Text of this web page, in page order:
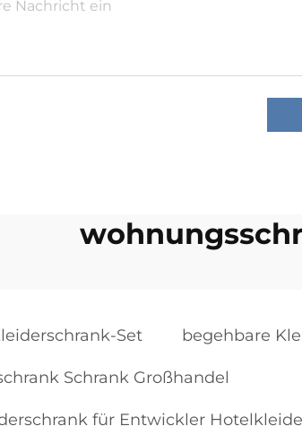
Set begehbare
Schrank Großhandel
für Entwickler